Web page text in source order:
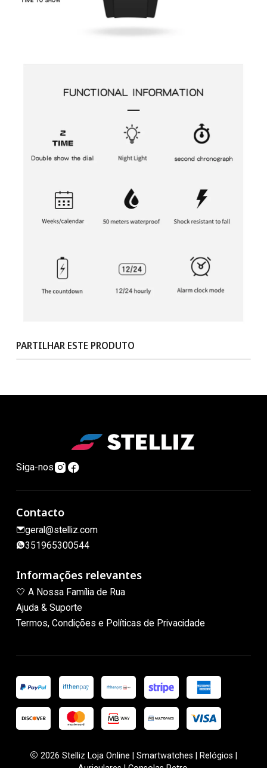
PARTILHAR ESTE PRODUTO
Siga-nos
Contacto
geral@stelliz.com
351965300544
Informações relevantes
🤍 A Nossa Família de Rua
Ajuda & Suporte
Termos, Condições e Políticas de Privacidade
2026 Stelliz Loja Online | Smartwatches | Relógios |